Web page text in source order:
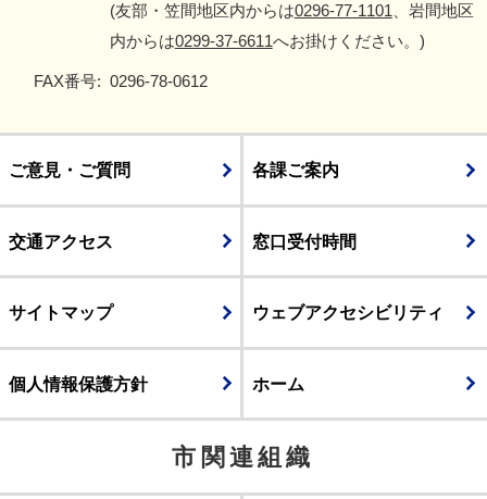
(友部・笠間地区内からは0296-77-1101 、岩間地区
内からは0299-37-6611へお掛けください。)
FAX番号: 0296-78-0612
ご意見・ご質問 各課ご案内
交通アクセス 窓口受付時間
サイトマップ ウェブアクセシビリティ
個人情報保護方針 ホーム
市関連組織